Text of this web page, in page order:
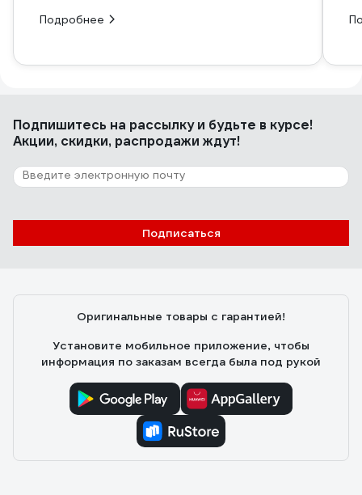
Подробнее
Подпишитесь на рассылкуи будьте в курсе!
Акции, скидки, распродажи ждут!
Подписаться
Оригинальные товары с гарантией!
Установите мобильное приложение, чтобы
информация по заказам всегда была под рукой